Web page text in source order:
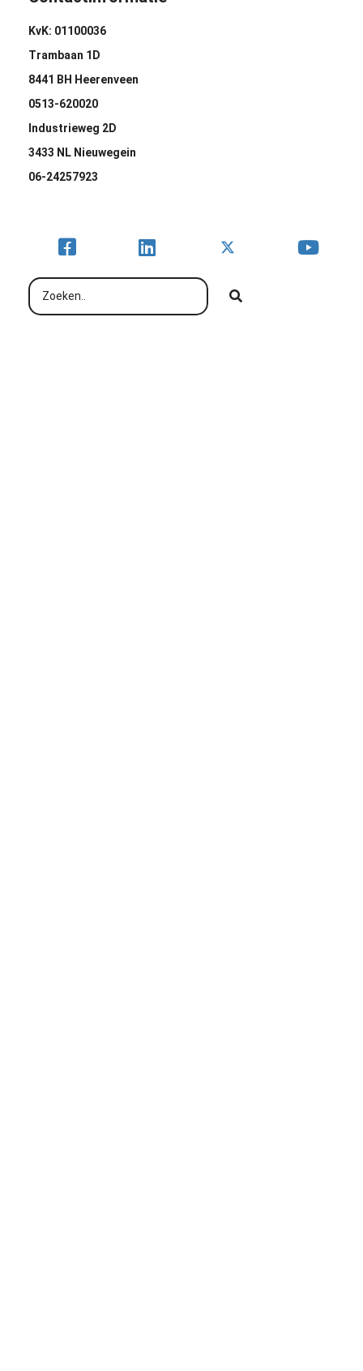
KvK: 01100036
Trambaan 1D
8441 BH Heerenveen
0513-620020
Industrieweg 2D
3433 NL Nieuwegein
06-24257923